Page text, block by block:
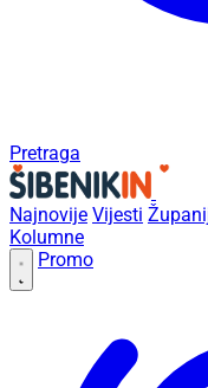
Pretraga
Najnovije Vijesti
Kolumne
Promo